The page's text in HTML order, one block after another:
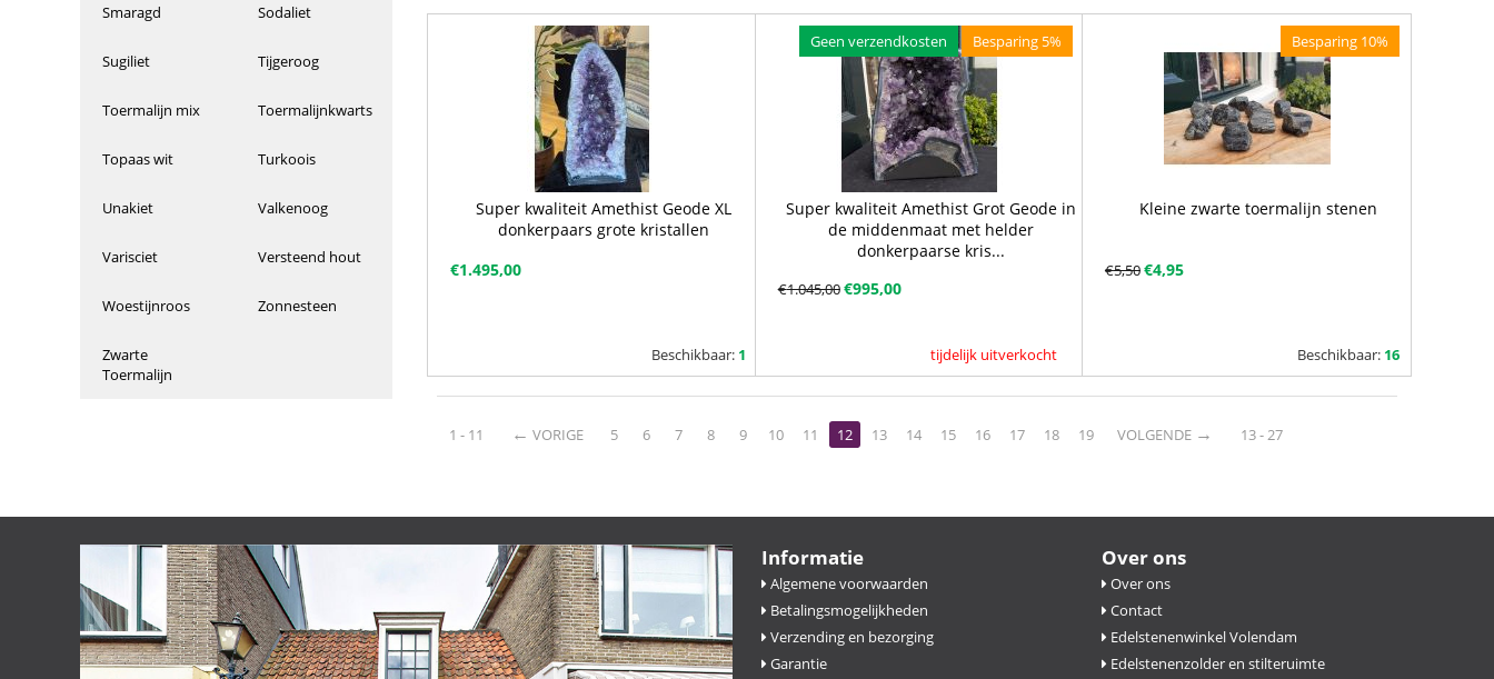
Smaragd Sodaliet
Sugiliet Tijgeroog
Toermalijn mix Toermalijnkwarts
Topaas wit Turkoois
Unakiet Valkenoog
Varisciet Versteend hout
Woestijnroos Zonnesteen
Zwarte
Toermalijn
Super kwaliteit Amethist Geode XL
donkerpaars grote kristallen
€1.495,00
Beschikbaar: 1
Geen verzendkosten Besparing 5%
Super kwaliteit Amethist Grot Geode in
de middenmaat met helder
donkerpaarse kris...
tijdelijk uitverkocht
€1.045,00€995,00
Besparing 10%
Kleine zwarte toermalijn stenen
€5,50€4,95
Beschikbaar: 16
1 - 11 VORIGE 5 6 7 8 9 10 11 12 13 14 15 16 17 18 19 VOLGENDE 13 - 27
Informatie
Algemene voorwaarden
Betalingsmogelijkheden
Verzending en bezorging
Garantie
Over ons
Over ons
Contact
Edelstenenwinkel Volendam
Edelstenenzolder en stilteruimte